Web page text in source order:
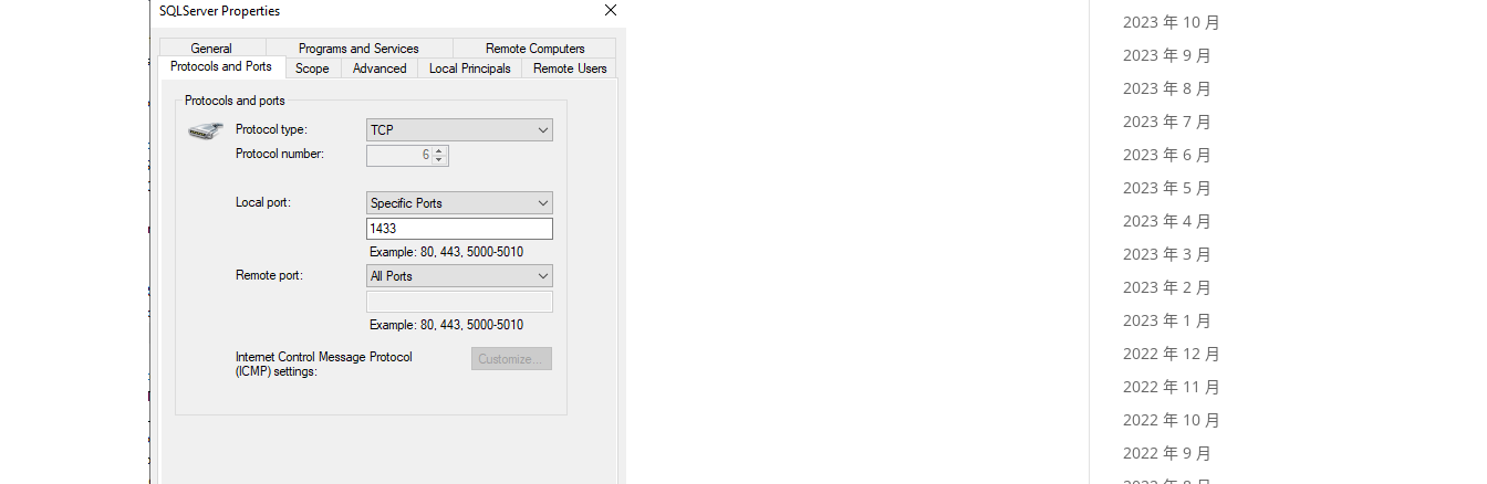
2023 年 10 月
2023 年 9 月
2023 年 8 月
2023 年 7 月
2023 年 6 月
2023 年 5 月
2023 年 4 月
2023 年 3 月
2023 年 2 月
2023 年 1 月
2022 年 12 月
2022 年 11 月
2022 年 10 月
2022 年 9 月